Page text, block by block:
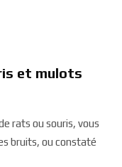
et mulots
rats ou souris, vous
bruits, ou constaté